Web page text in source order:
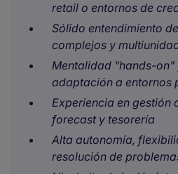
retail o entornos de
Sólido entendimiento
complejos y
Mentalidad "hands-
adaptación a entornos
Experiencia en gestión
forecast y tesorería
Alta autonomía,
resolución de